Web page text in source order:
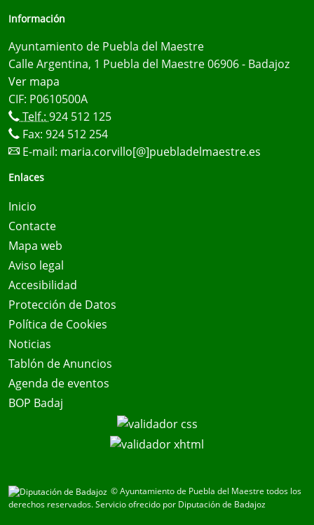
Información
Ayuntamiento de Puebla del Maestre
Calle Argentina, 1 Puebla del Maestre 06906 - Badajoz
Ver mapa
CIF: P0610500A
Telf.: 924 512 125
Fax: 924 512 254
E-mail: maria.corvillo[@]puebladelmaestre.es
Enlaces
Inicio
Contacte
Mapa web
Aviso legal
Accesibilidad
Protección de Datos
Política de Cookies
Noticias
Tablón de Anuncios
Agenda de eventos
BOP Badaj
© Ayuntamiento de Puebla del Maestre todos los
derechos reservados.Servicio ofrecido por Diputación de Badajoz